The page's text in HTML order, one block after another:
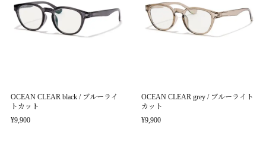
OCEAN CLEAR black / ブルーライ
トカット
¥9,900
OCEAN CLEAR grey / ブルーライト
カット
¥9,900